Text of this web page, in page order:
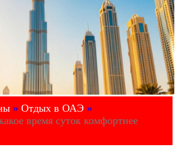
» Отдых в ОАЭ »
время суток комфортнее